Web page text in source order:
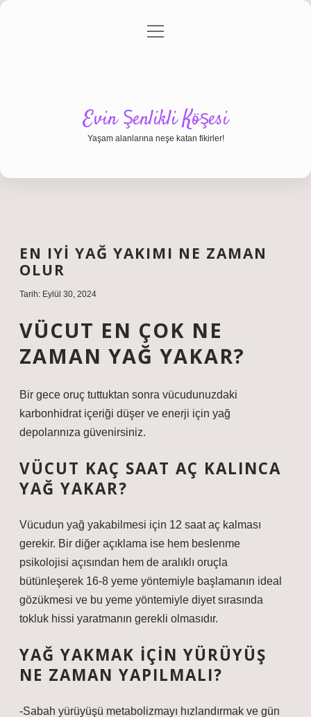
Gizlilik Politikası
menüyü
Evin Şenlikli Köşesi
Yaşam alanlarına neşe katan fikirler!
EN IYI YAĞ YAKIMI NE ZAMAN
OLUR
Tarih: Eylül 30, 2024
VÜCUT EN ÇOK NE
ZAMAN YAĞ YAKAR?
Bir gece oruç tuttuktan sonra vücudunuzdaki
karbonhidrat içeriği düşer ve enerji için yağ
depolarınıza güvenirsiniz.
VÜCUT KAÇ SAAT AÇ KALINCA
YAĞ YAKAR?
Vücudun yağ yakabilmesi için 12 saat aç kalması
gerekir. Bir diğer açıklama ise hem beslenme
psikolojisi açısından hem de aralıklı oruçla
bütünleşerek 16-8 yeme yöntemiyle başlamanın ideal
gözükmesi ve bu yeme yöntemiyle diyet sırasında
tokluk hissi yaratmanın gerekli olmasıdır.
YAĞ YAKMAK IÇIN YÜRÜYÜŞ
NE ZAMAN YAPILMALI?
-Sabah yürüyüşü metabolizmayı hızlandırmak ve gün